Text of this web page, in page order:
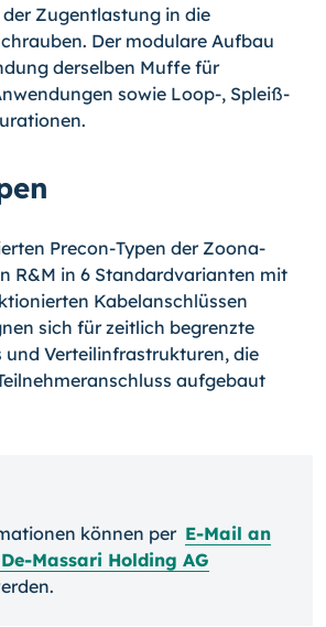
Zugentlastung in die
Der modulare Aufbau
derselben Muffe für
sowie Loop-, Spleiß-
Precon-Typen der Zoona-
R&M in 6 Standardvarianten mit
Kabelanschlüssen
sich für zeitlich begrenzte
und Verteilinfrastrukturen, die
aufgebaut
können per E-Mail an
Massari Holding AG